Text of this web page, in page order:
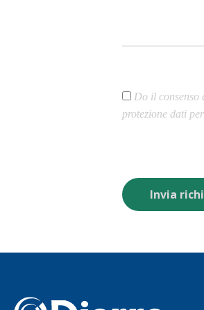
Do il consenso
protezione dati